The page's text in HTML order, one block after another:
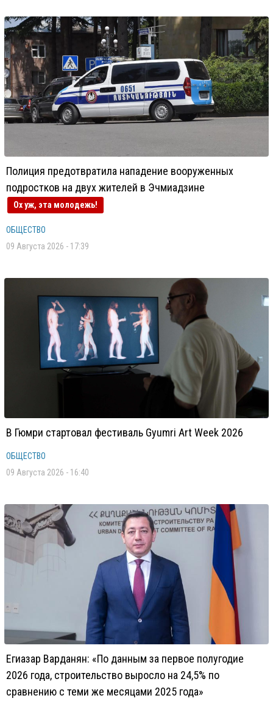
Полиция предотвратила нападение вооруженных
подростков на двух жителей в Эчмиадзине
Ох уж, эта молодежь!
ОБЩЕСТВО
09 Августа 2026 - 17:39
В Гюмри стартовал фестиваль Gyumri Art Week 2026
ОБЩЕСТВО
09 Августа 2026 - 16:40
Егиазар Варданян: «По данным за первое полугодие
2026 года, строительство выросло на 24,5% по
сравнению с теми же месяцами 2025 года»